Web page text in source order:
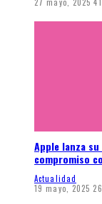
27 mayo, 2025 41
Apple lanza
compromiso
Actualidad
19 mayo, 2025 26